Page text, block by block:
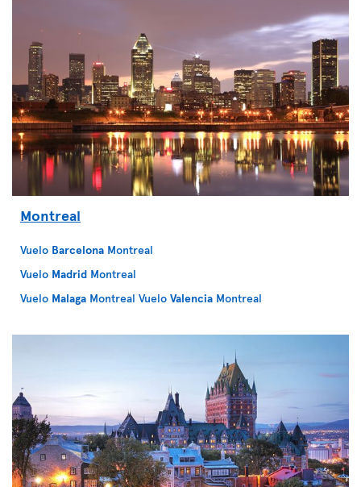
Montreal
Vuelo Barcelona Montreal
Vuelo Madrid Montreal
Vuelo Malaga Montreal Vuelo Valencia Montreal